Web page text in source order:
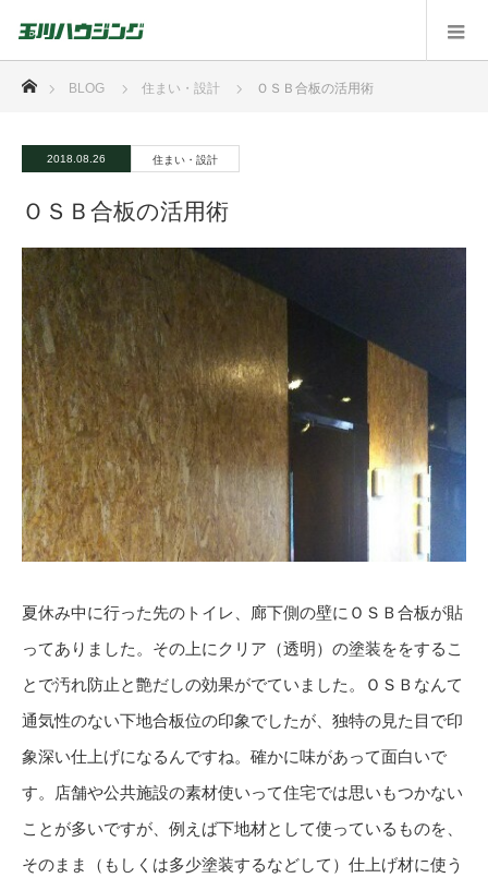
ホーム
BLOG 住まい・設計 ＯＳＢ合板の活用術
2018.08.26 住まい・設計
ＯＳＢ合板の活用術
夏休み中に行った先のトイレ、廊下側の壁にＯＳＢ合板が貼
ってありました。その上にクリア（透明）の塗装ををするこ
とで汚れ防止と艶だしの効果がでていました。ＯＳＢなんて
通気性のない下地合板位の印象でしたが、独特の見た目で印
象深い仕上げになるんですね。確かに味があって面白いで
す。店舗や公共施設の素材使いって住宅では思いもつかない
ことが多いですが、例えば下地材として使っているものを、
そのまま（もしくは多少塗装するなどして）仕上げ材に使う